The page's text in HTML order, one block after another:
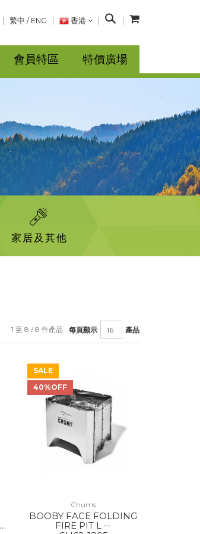
繁中 / ENG 香港
搜
會員特區 特價廣場
家居及其他
每頁顯示 產品
1 至 8 / 8 件產品
SALE
40%OFF
Chums
BOOBY FACE FOLDING
FIRE PIT L --